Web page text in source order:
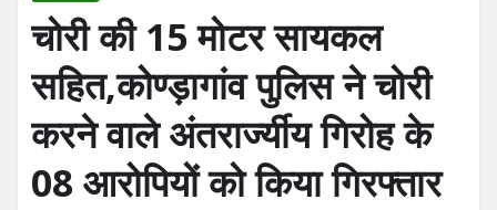
चोरी की 15 मोटर सायकल
सहित,कोण्ड़ागांव पुलिस ने चोरी
करने वाले अंतरार्ज्यीय गिरोह के
08 आरोपियों को किया गिरफ्तार